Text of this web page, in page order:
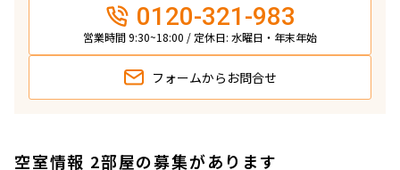
0120-321-983
営業時間 9:30~18:00 / 定休日: 水曜日・年末年始
フォームから お問合せ
空室情報 2部屋の募集があります